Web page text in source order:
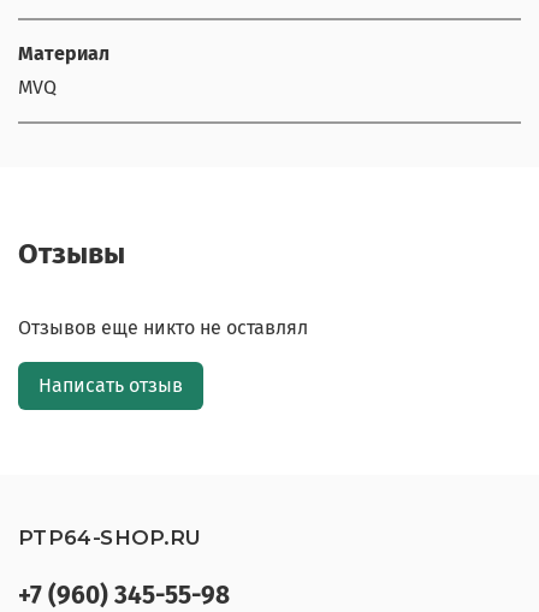
Материал
MVQ
Отзывы
Отзывов еще никто не оставлял
Написать отзыв
+7 (960) 345-55-98
PTP64-SHOP.RU